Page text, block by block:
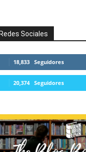
Sociales
18,833 Seguidores
20,374 Seguidores